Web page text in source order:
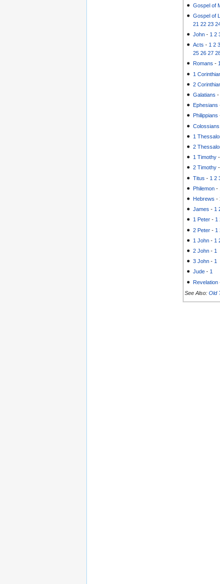
Gospel of
Gospel of
21 22 23
John - 1 2
Acts - 1 2
25 26 27
Romans -
1
2
Galatians
Ephesians
Philippians
Colossians
1
2
1 Timothy
2 Timothy
Titus - 1 2
Philemon -
Hebrews -
James - 1
1 Peter -1
2 Peter - 1
1 John - 1
2 John - 1
3 John - 1
Jude -1
Revelation
See Also: Old